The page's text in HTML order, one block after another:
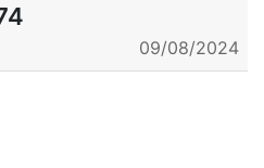
09/08/2024